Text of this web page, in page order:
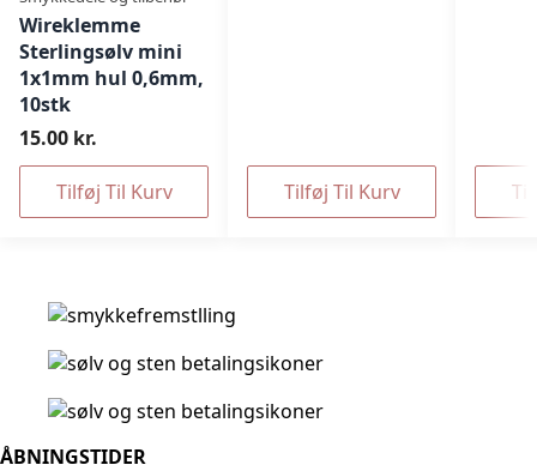
Wireklemme
Sterlingsølv mini
1x1mm hul 0,6mm,
10stk
15.00 kr.
Tilføj Til Kurv Tilføj Til Kurv
ÅBNINGSTIDER